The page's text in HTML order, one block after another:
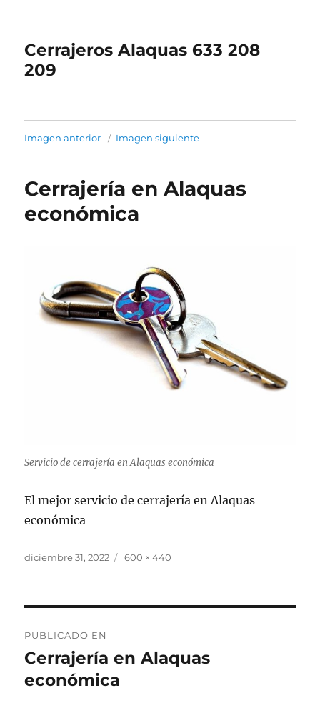
Cerrajeros Alaquas 633 208
209
Imagen anterior Imagen siguiente
Cerrajería en Alaquas
económica
Servicio de cerrajería en Alaquas económica
El mejor servicio de cerrajería en Alaquas
económica
Publicado
diciembre 31, 2022
Tamaño
600 × 440
de
entradas
PUBLICADO EN
Cerrajería en Alaquas
económica